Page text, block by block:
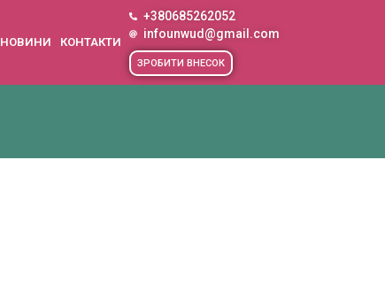
НОВИНИ КОНТАКТИ
+380685262052
infounwud@gmail.com
ЗРОБИТИ ВНЕСОК